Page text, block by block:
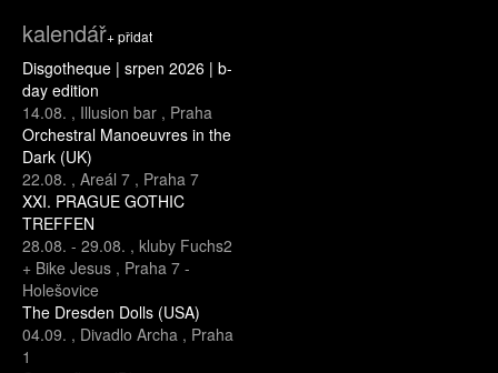
kalendář+ přidat
Disgotheque | srpen 2026 | b-
day edition
14.08. , Illusion bar , Praha
Orchestral Manoeuvres in the
Dark (UK)
22.08. , Areál 7 , Praha 7
XXI. PRAGUE GOTHIC
TREFFEN
28.08. - 29.08. , kluby Fuchs2
+ Bike Jesus , Praha 7 -
Holešovice
The Dresden Dolls (USA)
04.09. , Divadlo Archa , Praha
1